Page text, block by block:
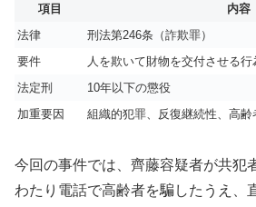
項目
内容
法律
刑法第246条（詐欺罪）
要件
人を欺いて財物を交付させる行
法定刑
10年以下の懲役
加重要因
組織的犯罪、反復継続性、高齢
今回の事件では、齊藤容疑者が共犯
わたり電話で高齢者を騙したうえ、